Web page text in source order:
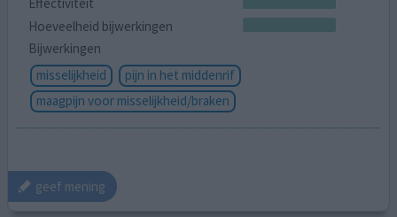
Hoeveelheid bijwerkingen
Bijwerkingen
misselijkheid
pijn in het middenrif
maagpijn voor misselijkheid/braken
geef mening